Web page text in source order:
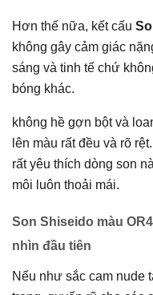
Hơn thế nữa, kết cấu
không gây cảm giác
sáng và tinh tế chứ
bóng khác.
không hề gợn bột và
lên màu rất đều và rõ
rất yêu thích dòng son
môi luôn thoải mái.
Son Shiseido màu
nhìn đầu tiên
Nếu như sắc cam nude